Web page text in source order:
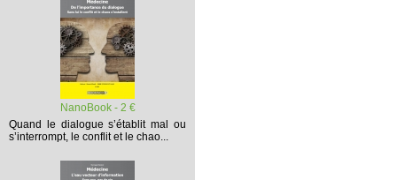
NanoBook - 2 €
Quand le dialogue s’établit mal ou
s’interrompt, le conflit et le chao...